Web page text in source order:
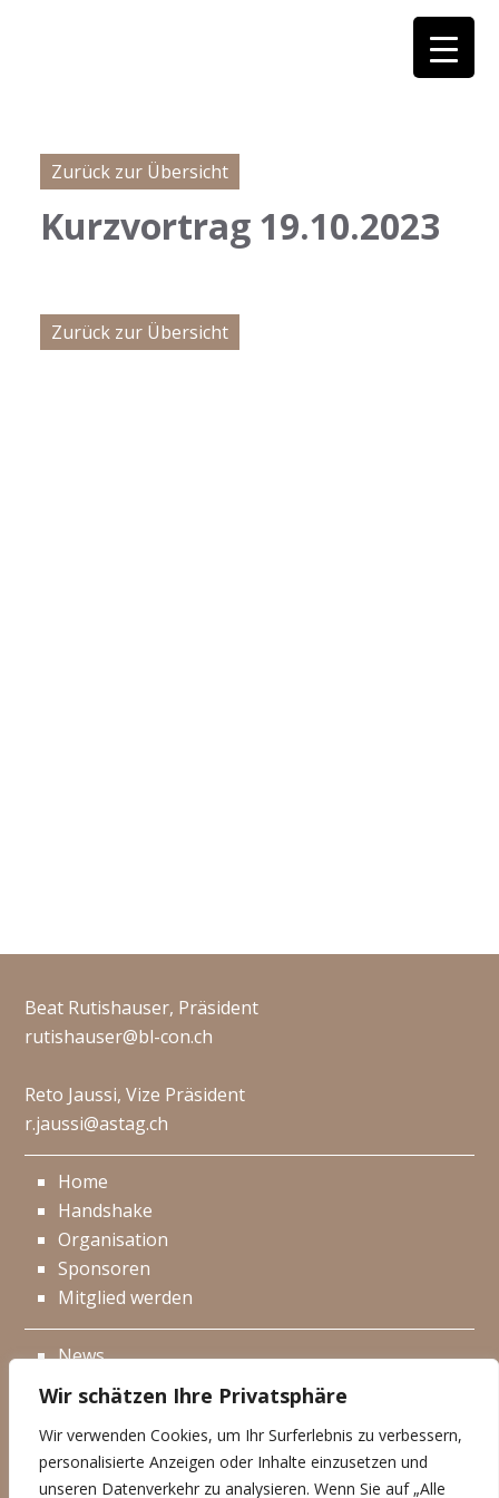
Wir schätzen Ihre Privatsphäre
Wir verwenden Cookies, um Ihr Surferlebnis zu verbessern,
personalisierte Anzeigen oder Inhalte einzusetzen und
unseren Datenverkehr zu analysieren. Wenn Sie auf „Alle
Zurück zur Übersicht
Kurzvortrag 19.10.2023
Zurück zur Übersicht
Beat Rutishauser, Präsident
rutishauser@bl-con.ch
Reto Jaussi, Vize Präsident
r.jaussi@astag.ch
Home
Handshake
Organisation
Sponsoren
Mitglied werden
News
Events
Kontakt
Impressum